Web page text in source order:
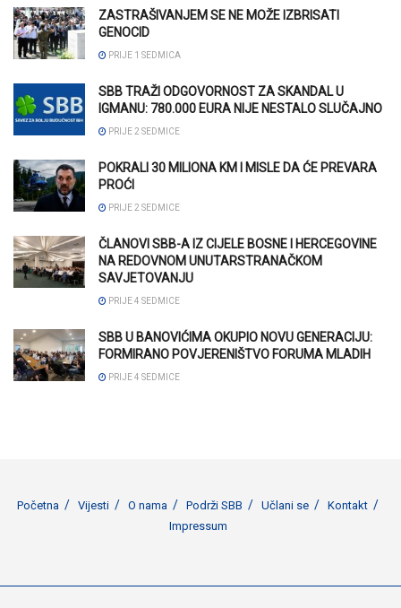
ZASTRAŠIVANJEM SE NE MOŽE IZBRISATI
GENOCID
PRIJE 1 SEDMICA
SBB TRAŽI ODGOVORNOST ZA SKANDAL U
IGMANU: 780.000 EURA NIJE NESTALO SLUČAJNO
PRIJE 2 SEDMICE
POKRALI 30 MILIONA KM I MISLE DA ĆE PREVARA
PROĆI
PRIJE 2 SEDMICE
ČLANOVI SBB-A IZ CIJELE BOSNE I HERCEGOVINE
NA REDOVNOM UNUTARSTRANAČKOM
SAVJETOVANJU
PRIJE 4 SEDMICE
SBB U BANOVIĆIMA OKUPIO NOVU GENERACIJU:
FORMIRANO POVJERENIŠTVO FORUMA MLADIH
PRIJE 4 SEDMICE
Početna Vijesti O nama Podrži SBB Učlani se
Kontakt
Impressum